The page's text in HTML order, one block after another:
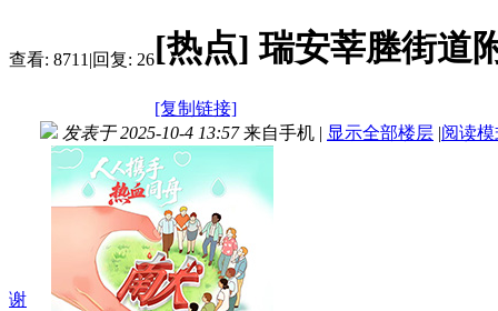
查看: 8711 |回复: 26[热点]瑞安莘塍街道
[复制链接]
谢
发表于 2025-10-4 13:57 来自手机 | 显示全部楼层 |阅读